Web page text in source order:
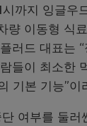
까지 잉글우
량 이동형 식
러드 대표는
들이 최소한
기본 기능”이
단 여부를 둘러